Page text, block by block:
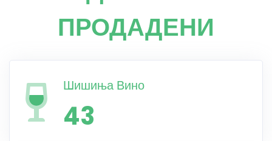
ПРОДАДЕНИ
Шишиња Вино
43